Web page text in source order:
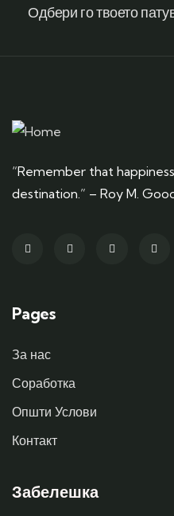
Одбери го твоето
“Remember that
destination.” – Roy M.
Pages
За нас
Соработка
Општи Услови
Контакт
Забелешка